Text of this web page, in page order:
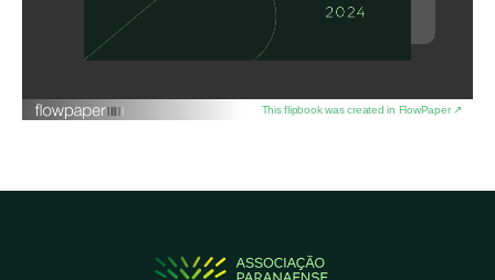
This flipbook was created in FlowPaper ↗